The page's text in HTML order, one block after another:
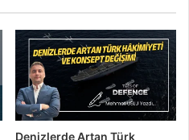
Denizlerde Artan Türk